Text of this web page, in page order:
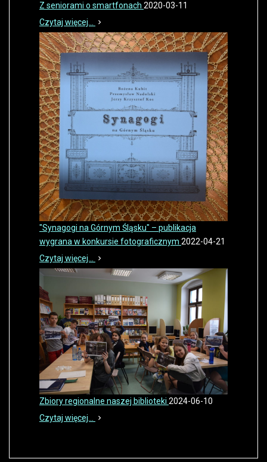
Z seniorami o smartfonach 2020-03-11
Czytaj więcej...
"Synagogi na Górnym Śląsku" – publikacja
wygrana w konkursie fotograficznym 2022-04-21
Czytaj więcej...
Zbiory regionalne naszej biblioteki 2024-06-10
Czytaj więcej...